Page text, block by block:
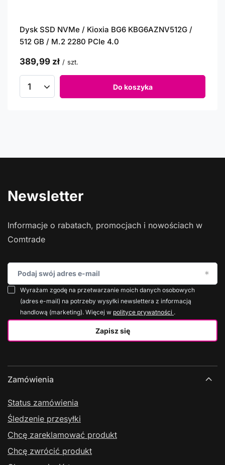
Dysk SSD NVMe / Kioxia BG6 KBG6AZNV512G /
512 GB / M.2 2280 PCIe 4.0
389,99 zł / szt.
Do koszyka
Newsletter
Informacje o rabatach, promocjach i nowościach w
Comtrade
Podaj swój adres e-mail
Zapisz się
Wyrażam zgodę na przetwarzanie moich danych osobowych
(adres e-mail) na potrzeby wysyłki newslettera z informacją
handlową (marketing). Więcej w polityce prywatności .
Zamówienia
Status zamówienia
Śledzenie przesyłki
Chcę zareklamować produkt
Chcę zwrócić produkt